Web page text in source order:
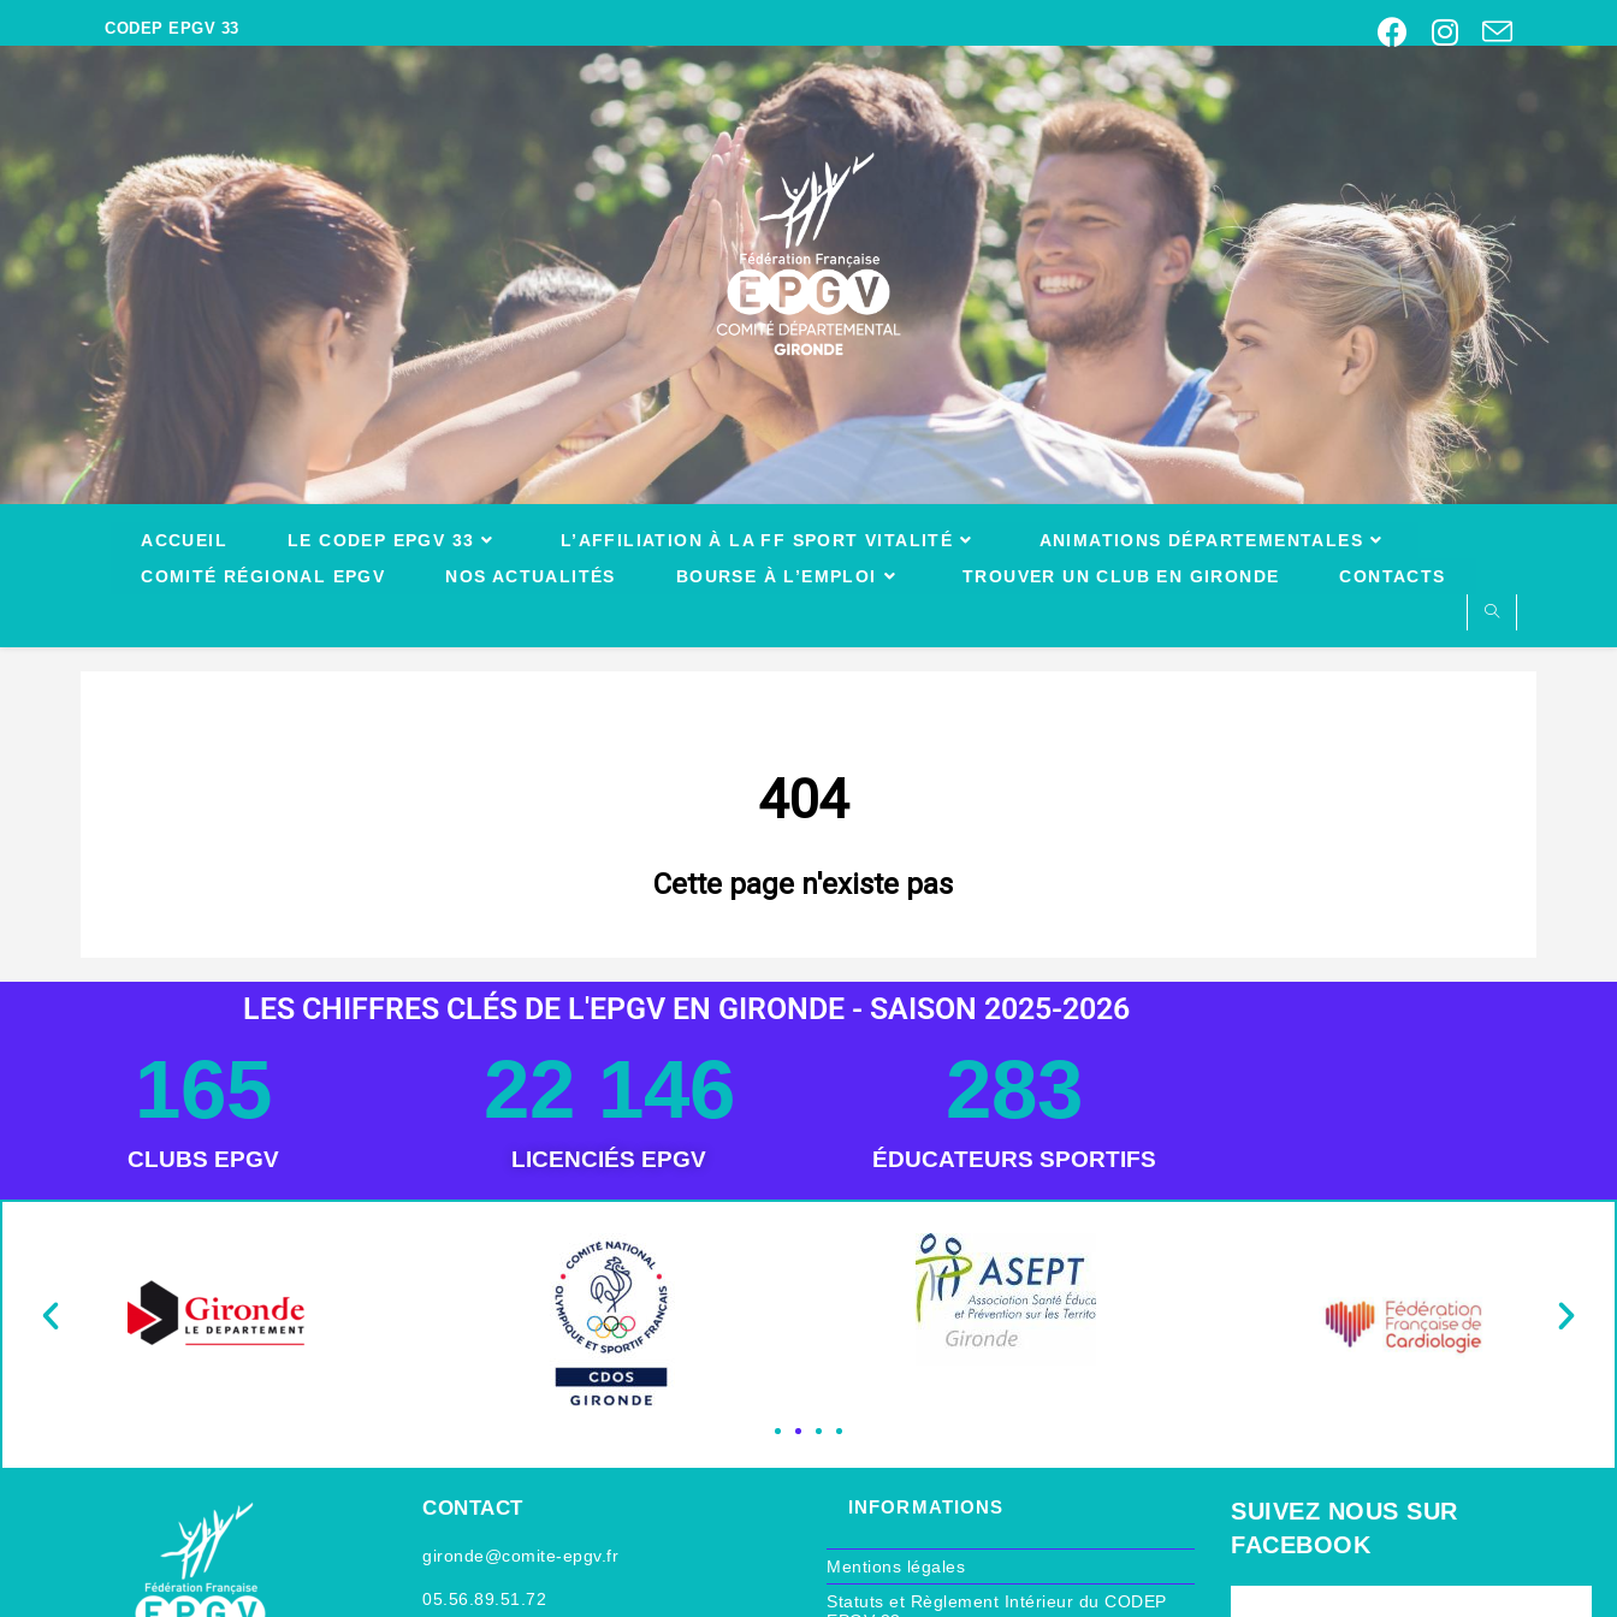
CODEP EPGV 33
ACCUEIL LE CODEP EPGV 33 L’AFFILIATION À LA FF SPORT VITALITÉ
ANIMATIONS DÉPARTEMENTALES
COMITÉ RÉGIONAL EPGV
NOS ACTUALITÉS BOURSE À L’EMPLOI TROUVER UN CLUB EN GIRONDE CONTACTS
LES CHIFFRES CLÉS DE L'EPGV EN GIRONDE - SAISON 2025-2026
CLUBS EPGV
165
LICENCIÉS EPGV
22 146
ÉDUCATEURS SPORTIFS
283
CONTACT
gironde@comite-epgv.fr
05.56.89.51.72
INFORMATIONS
Mentions légales
Statuts et Règlement Intérieur du CODEP
SUIVEZ NOUS SUR
FACEBOOK